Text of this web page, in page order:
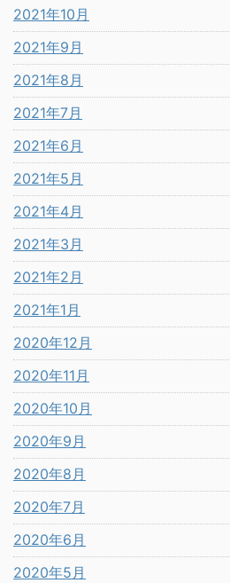
2021年10月
2021年9月
2021年8月
2021年7月
2021年6月
2021年5月
2021年4月
2021年3月
2021年2月
2021年1月
2020年12月
2020年11月
2020年10月
2020年9月
2020年8月
2020年7月
2020年6月
2020年5月